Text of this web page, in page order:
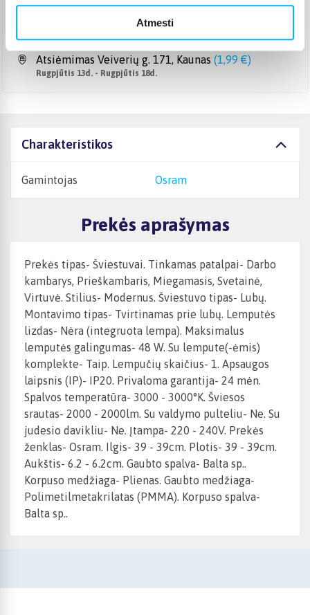
Atmesti
Rugpjūtis 13d. - Rugpjūtis 18d.
Atsiėmimas Veiverių g. 171, Kaunas (1,99 €)
Rugpjūtis 13d. - Rugpjūtis 18d.
Charakteristikos
Gamintojas Osram
Prekės aprašymas
Prekės tipas- Šviestuvai. Tinkamas patalpai- Darbo
kambarys, Prieškambaris, Miegamasis, Svetainė,
Virtuvė. Stilius- Modernus. Šviestuvo tipas- Lubų.
Montavimo tipas- Tvirtinamas prie lubų. Lemputės
lizdas- Nėra (integruota lempa). Maksimalus
lemputės galingumas- 48 W. Su lempute(-ėmis)
komplekte- Taip. Lempučių skaičius- 1. Apsaugos
laipsnis (IP)- IP20. Privaloma garantija- 24 mėn.
Spalvos temperatūra- 3000 - 3000°K. Šviesos
srautas- 2000 - 2000lm. Su valdymo pulteliu- Ne. Su
judesio davikliu- Ne. Įtampa- 220 - 240V. Prekės
ženklas- Osram. Ilgis- 39 - 39cm. Plotis- 39 - 39cm.
Aukštis- 6.2 - 6.2cm. Gaubto spalva- Balta sp..
Korpuso medžiaga- Plienas. Gaubto medžiaga-
Polimetilmetakrilatas (PMMA). Korpuso spalva-
Balta sp..